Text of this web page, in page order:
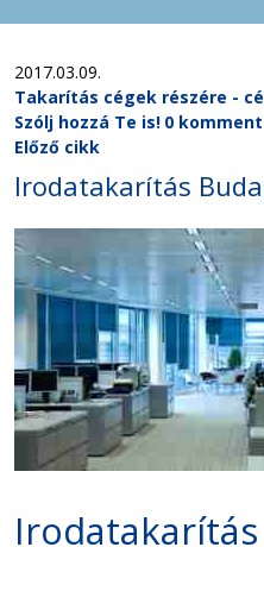
2017.03.09.
Takarítás cégek részére -
Szólj hozzá Te is! 0 komment
Előző cikk
Irodatakarítás